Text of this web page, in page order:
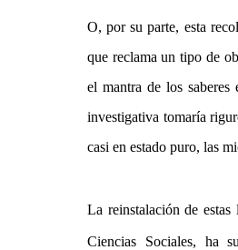
O, por su parte, esta
que reclama un tipo de
el mantra de los saberes
investigativa tomaría
casi en estado puro, las
La reinstalación de estas
Ciencias Sociales, ha